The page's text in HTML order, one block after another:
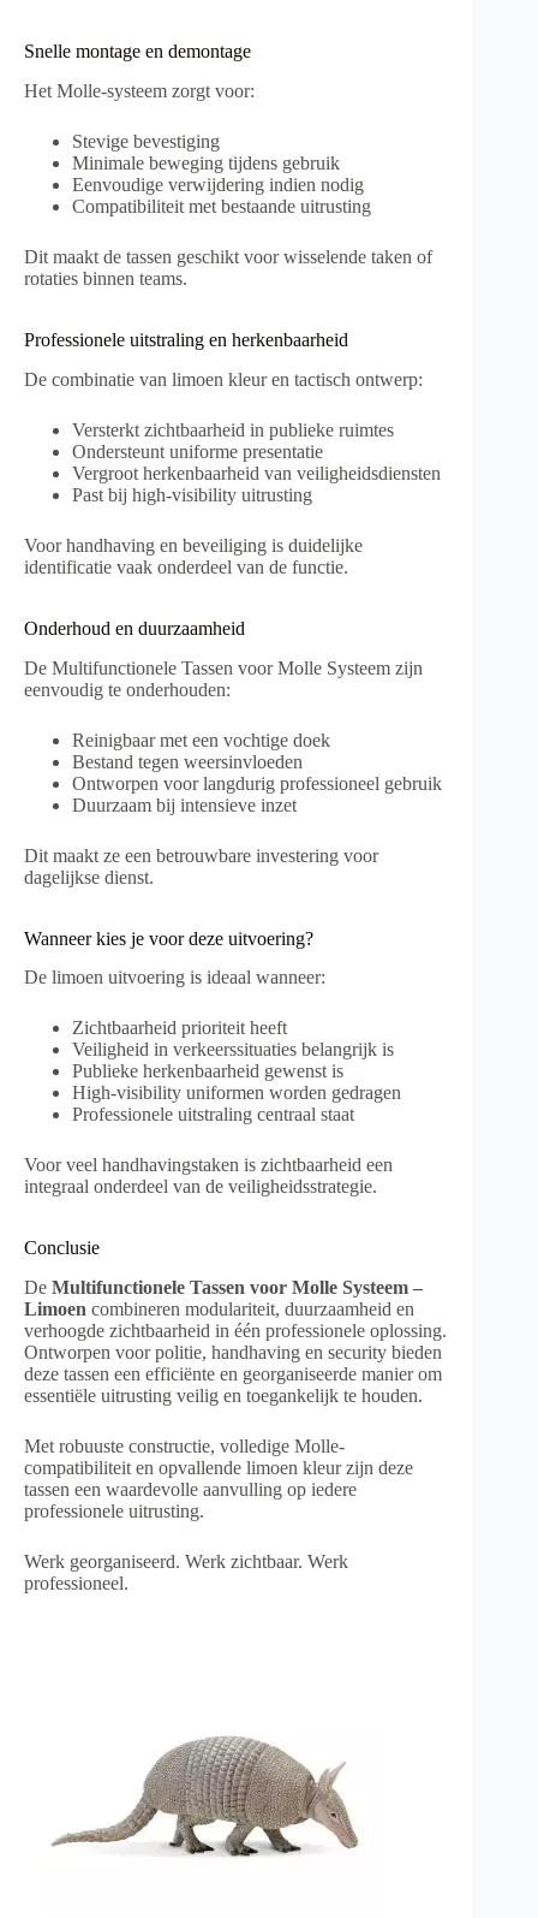
Snelle montage en demontage
Het Molle-systeem zorgt voor:
Stevige bevestiging
Minimale beweging tijdens gebruik
Eenvoudige verwijdering indien nodig
Compatibiliteit met bestaande uitrusting
Dit maakt de tassen geschikt voor wisselende taken of
rotaties binnen teams.
Professionele uitstraling en herkenbaarheid
De combinatie van limoen kleur en tactisch ontwerp:
Versterkt zichtbaarheid in publieke ruimtes
Ondersteunt uniforme presentatie
Vergroot herkenbaarheid van veiligheidsdiensten
Past bij high-visibility uitrusting
Voor handhaving en beveiliging is duidelijke
identificatie vaak onderdeel van de functie.
Onderhoud en duurzaamheid
De Multifunctionele Tassen voor Molle Systeem zijn
eenvoudig te onderhouden:
Reinigbaar met een vochtige doek
Bestand tegen weersinvloeden
Ontworpen voor langdurig professioneel gebruik
Duurzaam bij intensieve inzet
Dit maakt ze een betrouwbare investering voor
dagelijkse dienst.
Wanneer kies je voor deze uitvoering?
De limoen uitvoering is ideaal wanneer:
Zichtbaarheid prioriteit heeft
Veiligheid in verkeerssituaties belangrijk is
Publieke herkenbaarheid gewenst is
High-visibility uniformen worden gedragen
Professionele uitstraling centraal staat
Voor veel handhavingstaken is zichtbaarheid een
integraal onderdeel van de veiligheidsstrategie.
Conclusie
De Multifunctionele Tassen voor Molle Systeem –
Limoen combineren modulariteit, duurzaamheid en
verhoogde zichtbaarheid in één professionele oplossing.
Ontworpen voor politie, handhaving en security bieden
deze tassen een efficiënte en georganiseerde manier om
essentiële uitrusting veilig en toegankelijk te houden.
Met robuuste constructie, volledige Molle-
compatibiliteit en opvallende limoen kleur zijn deze
tassen een waardevolle aanvulling op iedere
professionele uitrusting.
Werk georganiseerd. Werk zichtbaar. Werk
professioneel.